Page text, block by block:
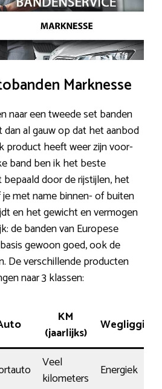
Marknesse
naar een tweede set banden
al gauw op dat het aanbod
product heeft weer zijn voor-
band ben ik het beste
door de rijstijlen, het
met name binnen- of buiten
en het gewicht en vermogen
de banden van Europese
gewoon goed, ook de
De verschillende producten
naar 3 klassen:
KM
(jaarlijks)
Wegligging
Veel
kilometers
Energiek